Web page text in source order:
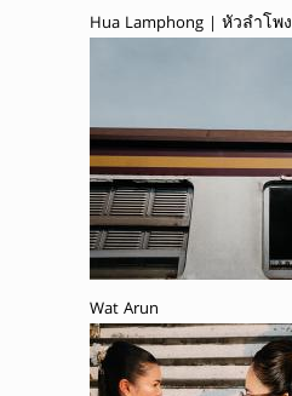
Hua Lamphong | หัวลำโพง
Wat Arun